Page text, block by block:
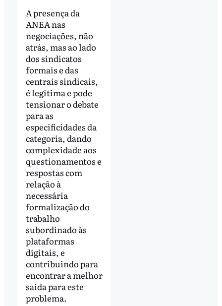
A presença da
ANEA nas
negociações, não
atrás, mas ao lado
dos sindicatos
formais e das
centrais sindicais,
é legítima e pode
tensionar o debate
para as
especificidades da
categoria, dando
complexidade aos
questionamentos e
respostas com
relação à
necessária
formalização do
trabalho
subordinado às
plataformas
digitais, e
contribuindo para
encontrar a melhor
saída para este
problema.